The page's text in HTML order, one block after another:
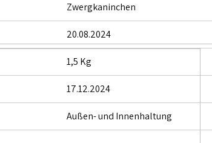
Zwergkaninchen
20.08.2024
1,5 Kg
17.12.2024
Außen- und Innenhaltung